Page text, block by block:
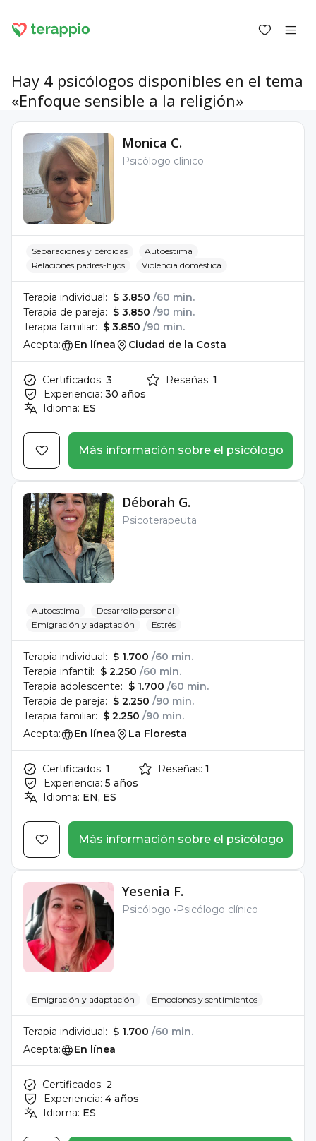
Iniciar sesión como psicólogo
Servicios
Blog
Para los psicólogos
Sobre terappio
Preguntas y respuestas
office@terappio.com
Hay 4 psicólogos disponibles en el tema
«Enfoque sensible a la religión»
Monica C.
Psicólogo clínico
Separaciones y pérdidas
Autoestima
Relaciones padres-hijos
Violencia doméstica
Terapia individual: $ 3.850 /60 min.
Terapia de pareja: $ 3.850 /90 min.
Terapia familiar: $ 3.850 /90 min.
Acepta:
En línea Ciudad de la Costa
Certificados: 3
Experiencia: 30 años
Idioma: ES
Reseñas: 1
Más información sobre el psicólogo
Déborah G.
Psicoterapeuta
Autoestima
Desarrollo personal
Emigración y adaptación
Estrés
Terapia individual: $ 1.700 /60 min.
Terapia infantil: $ 2.250 /60 min.
Terapia adolescente: $ 1.700 /60 min.
Terapia de pareja: $ 2.250 /90 min.
Terapia familiar: $ 2.250 /90 min.
Acepta:
En línea La Floresta
Certificados: 1
Experiencia: 5 años
Idioma: EN, ES
Reseñas: 1
Más información sobre el psicólogo
Yesenia F.
Psicólogo Psicólogo clínico
Emigración y adaptación Emociones y sentimientos
Terapia individual: $ 1.700 /60 min.
Acepta:
En línea
Certificados: 2
Experiencia: 4 años
Idioma: ES